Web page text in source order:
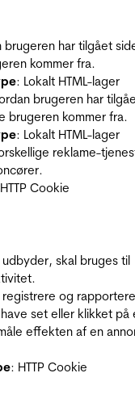
har tilgået
kommer fra.
: Lokalt HTML-lager
brugeren har
brugeren kommer fra.
: Lokalt HTML-lager
reklame-
Cookie
skal bruges til
og
set eller klikket på
effekten af en
: HTTP Cookie